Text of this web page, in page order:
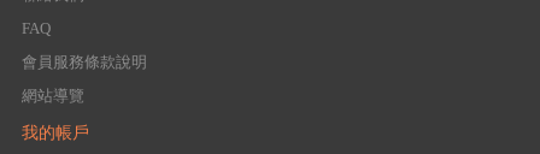
FAQ
會員服務條款說明
網站導覽
我的帳戶